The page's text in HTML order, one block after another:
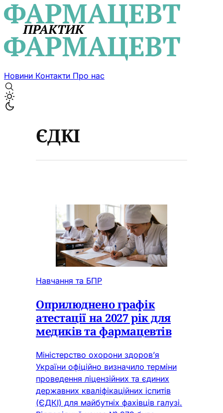
Новини Контакти Про нас
ЄДКІ
Навчання та БПР
Оприлюднено графік
атестації на 2027 рік для
медиків та фармацевтів
Міністерство охорони здоров’я
України офіційно визначило терміни
проведення ліцензійних та єдиних
державних кваліфікаційних іспитів
(ЄДКІ) для майбутніх фахівців галузі.